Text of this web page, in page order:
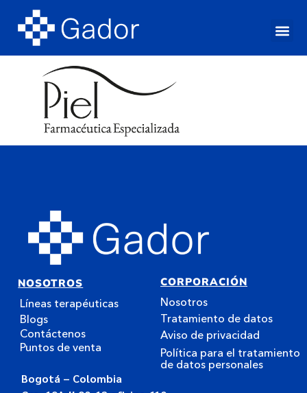
NOSOTROS
Líneas terapéuticas
Blogs
Contáctenos
Puntos de venta
CORPORACIÓN
Nosotros
Tratamiento de datos
Aviso de privacidad
Política para el tratamiento
de datos personales
Bogotá – Colombia